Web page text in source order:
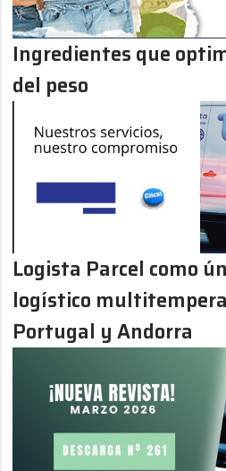
Ingredientes que
del peso
Logista Parcel como
logístico
Portugal y Andorra